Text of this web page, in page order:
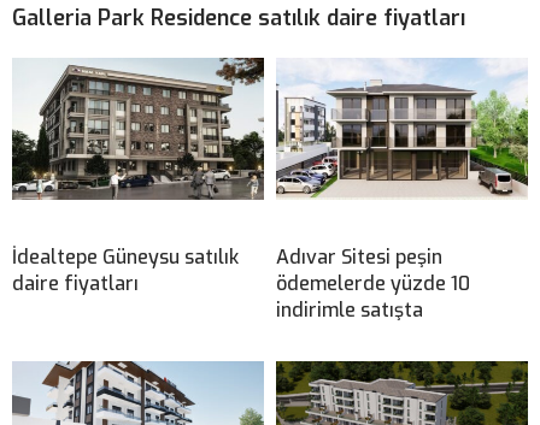
Galleria Park Residence satılık daire fiyatları
İdealtepe Güneysu satılık
daire fiyatları
Adıvar Sitesi peşin
ödemelerde yüzde 10
indirimle satışta